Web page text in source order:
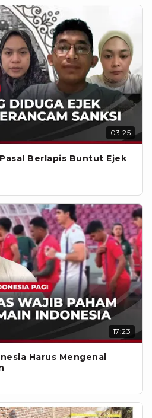
03:25
Berlapis Buntut Ejek
17:23
Harus Mengenal